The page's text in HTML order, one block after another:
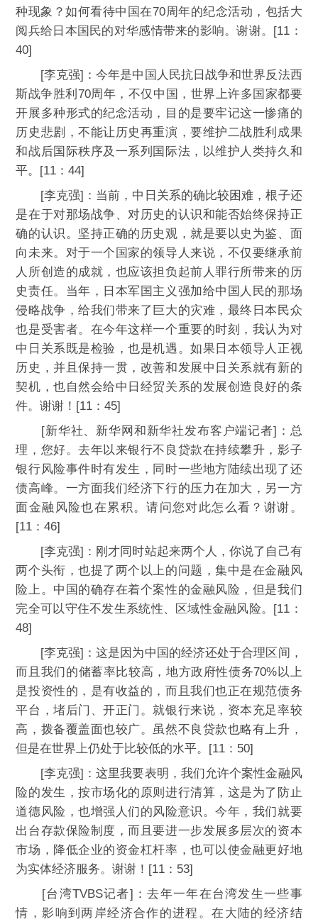
种现象？如何看待中国在70周年的纪念活动，包括大
阅兵给日本国民的对华感情带来的影响。谢谢。[11：
40]
[李克强]：今年是中国人民抗日战争和世界反法西
斯战争胜利70周年，不仅中国，世界上许多国家都要
开展多种形式的纪念活动，目的是要牢记这一惨痛的
历史悲剧，不能让历史再重演，要维护二战胜利成果
和战后国际秩序及一系列国际法，以维护人类持久和
平。[11：44]
[李克强]：当前，中日关系的确比较困难，根子还
是在于对那场战争、对历史的认识和能否始终保持正
确的认识。坚持正确的历史观，就是要以史为鉴、面
向未来。对于一个国家的领导人来说，不仅要继承前
人所创造的成就，也应该担负起前人罪行所带来的历
史责任。当年，日本军国主义强加给中国人民的那场
侵略战争，给我们带来了巨大的灾难，最终日本民众
也是受害者。在今年这样一个重要的时刻，我认为对
中日关系既是检验，也是机遇。如果日本领导人正视
历史，并且保持一贯，改善和发展中日关系就有新的
契机，也自然会给中日经贸关系的发展创造良好的条
件。谢谢！[11：45]
[新华社、新华网和新华社发布客户端记者]：总
理，您好。去年以来银行不良贷款在持续攀升，影子
银行风险事件时有发生，同时一些地方陆续出现了还
债高峰。一方面我们经济下行的压力在加大，另一方
面金融风险也在累积。请问您对此怎么看？谢谢。
[11：46]
[李克强]：刚才同时站起来两个人，你说了自己有
两个头衔，也提了两个以上的问题，集中是在金融风
险上。中国的确存在着个案性的金融风险，但是我们
完全可以守住不发生系统性、区域性金融风险。[11：
48]
[李克强]：这是因为中国的经济还处于合理区间，
而且我们的储蓄率比较高，地方政府性债务70%以上
是投资性的，是有收益的，而且我们也正在规范债务
平台，堵后门、开正门。就银行来说，资本充足率较
高，拨备覆盖面也较广。虽然不良贷款也略有上升，
但是在世界上仍处于比较低的水平。[11：50]
[李克强]：这里我要表明，我们允许个案性金融风
险的发生，按市场化的原则进行清算，这是为了防止
道德风险，也增强人们的风险意识。今年，我们就要
出台存款保险制度，而且要进一步发展多层次的资本
市场，降低企业的资金杠杆率，也可以使金融更好地
为实体经济服务。谢谢！[11：53]
[台湾TVBS记者]：去年一年在台湾发生一些事
情，影响到两岸经济合作的进程。在大陆的经济结